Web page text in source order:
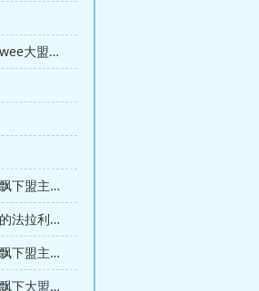
第213章 华夏天榜！（第五更，为rewee大盟加更12/12）
第225章 灯花百结（第四更，为随风飘下盟主加更2/13）
第228章 他是陈大师（第三更，为神的法拉利盟主加更）
第231章 随手拍死（第三更，为随风飘下盟主加更3/13）
第234章 同学聚会（第三更，为随风飘下大盟加更4/13）